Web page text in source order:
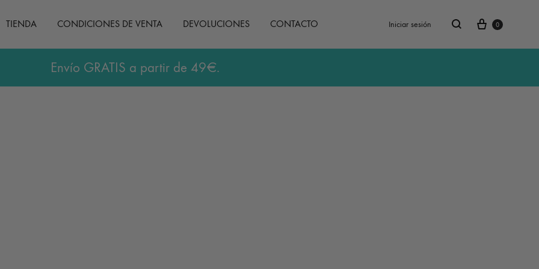
TIENDA CONDICIONES DE VENTA DEVOLUCIONES CONTACTO Iniciar sesión Buscar Carrito
0
Envío GRATIS a partir de 49€.